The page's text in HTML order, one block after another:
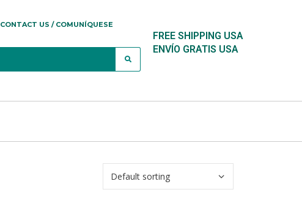
CONTACT US / COMUNÍQUESE
FREE SHIPPING USA
ENVÍO GRATIS USA